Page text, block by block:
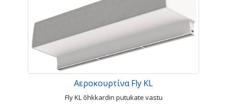
Αεροκουρτίνα Fly KL
Fly KL õhkkardin putukate vastu